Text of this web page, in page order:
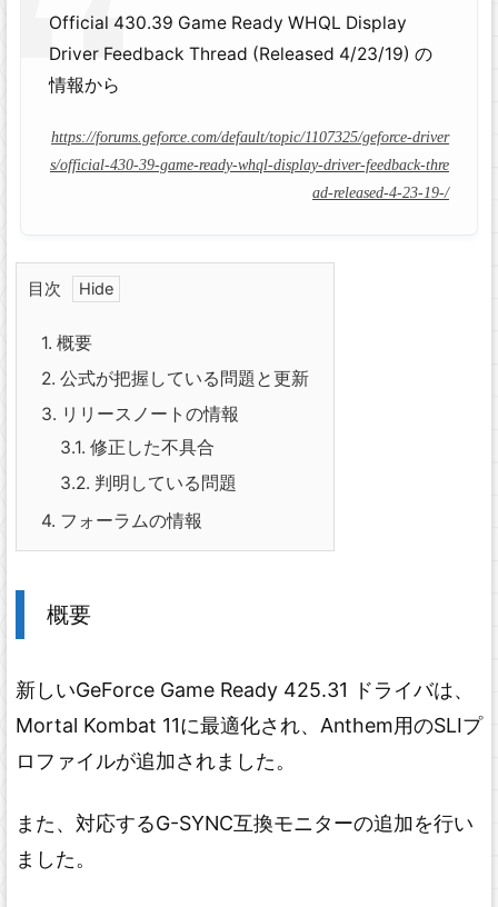
Official 430.39 Game Ready WHQL Display
Driver Feedback Thread (Released 4/23/19) の
情報から
https://forums.geforce.com/default/topic/1107325/geforce-driver
s/official-430-39-game-ready-whql-display-driver-feedback-thre
ad-released-4-23-19-/
目次
1. 概要
2. 公式が把握している問題と更新
3. リリースノートの情報
3.1. 修正した不具合
3.2. 判明している問題
4. フォーラムの情報
概要
新しいGeForce Game Ready 425.31 ドライバは、
Mortal Kombat 11に最適化され、Anthem用のSLIプ
ロファイルが追加されました。
また、対応するG-SYNC互換モニターの追加を行い
ました。